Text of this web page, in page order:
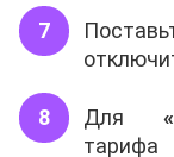
Для
тарифа
«